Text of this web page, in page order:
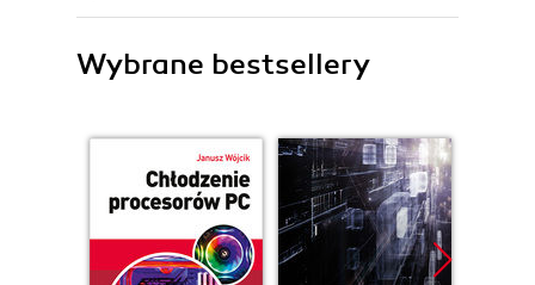
Wybrane bestsellery